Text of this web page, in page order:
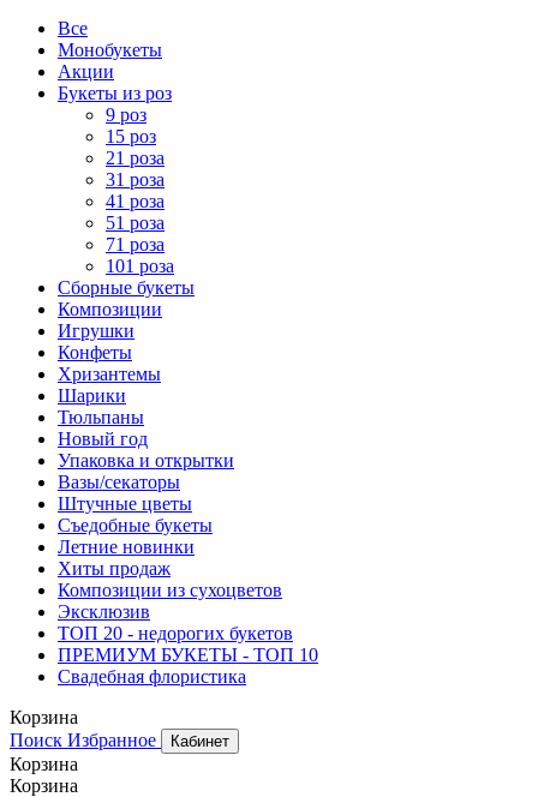
Все
Монобукеты
Акции
Букеты из роз
9 роз
15 роз
21 роза
31 роза
41 роза
51 роза
71 роза
101 роза
Сборные букеты
Композиции
Игрушки
Конфеты
Хризантемы
Шарики
Тюльпаны
Новый год
Упаковка и открытки
Вазы/секаторы
Штучные цветы
Съедобные букеты
Летние новинки
Хиты продаж
Композиции из сухоцветов
Эксклюзив
ТОП 20 - недорогих букетов
ПРЕМИУМ БУКЕТЫ - ТОП 10
Свадебная флористика
Корзина
Поиск Избранное Кабинет
Корзина
Корзина